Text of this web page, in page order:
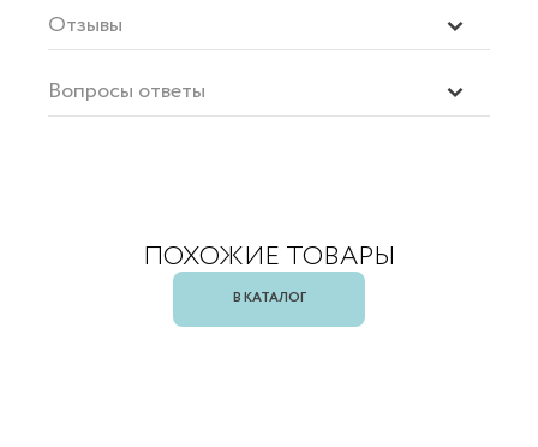
Отзывы
Вопросы ответы
ПОХОЖИЕ ТОВАРЫ
В КАТАЛОГ